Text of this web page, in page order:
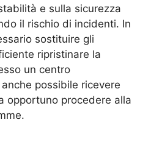
e sulla sicurezza
il rischio di incidenti. In
sostituire gli
ripristinare la
un centro
possibile ricevere
opportuno procedere alla